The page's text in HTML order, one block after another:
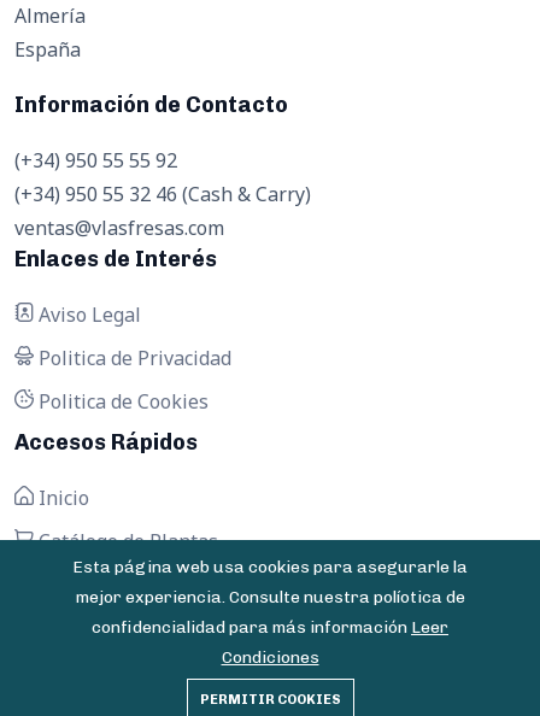
Almería
España
Información de Contacto
(+34) 950 55 55 92
(+34) 950 55 32 46 (Cash & Carry)
ventas@vlasfresas.com
Enlaces de Interés
Aviso Legal
Politica de Privacidad
Politica de Cookies
Accesos Rápidos
Inicio
Catálogo de Plantas
Contactar
© 2025 Vivero Las Fresas - Todos los derechos
Esta página web usa cookies para asegurarle la
mejor experiencia. Consulte nuestra políotica de
confidencialidad para más información Leer
Condiciones
PERMITIR COOKIES